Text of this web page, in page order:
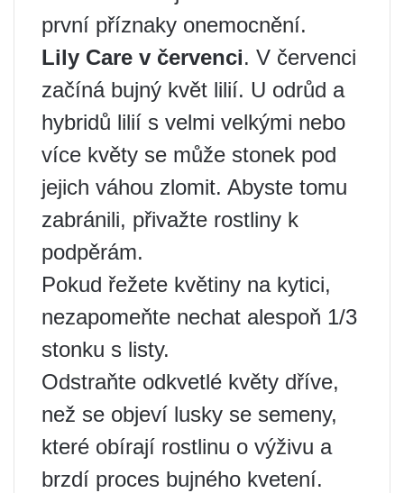
první příznaky onemocnění.
Lily Care v červenci. V červenci
začíná bujný květ lilií. U odrůd a
hybridů lilií s velmi velkými nebo
více květy se může stonek pod
jejich váhou zlomit. Abyste tomu
zabránili, přivažte rostliny k
podpěrám.
Pokud řežete květiny na kytici,
nezapomeňte nechat alespoň 1/3
stonku s listy.
Odstraňte odkvetlé květy dříve,
než se objeví lusky se semeny,
které obírají rostlinu o výživu a
brzdí proces bujného kvetení.